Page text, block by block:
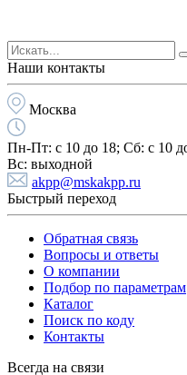
Наши контакты
Москва
Пн-Пт: с 10 до 18; Cб: с 10
Вс: выходной
akpp@mskakpp.ru
Быстрый переход
Обратная связь
Вопросы и ответы
О компании
Подбор по параметрам
Каталог
Поиск по коду
Контакты
Всегда на связи